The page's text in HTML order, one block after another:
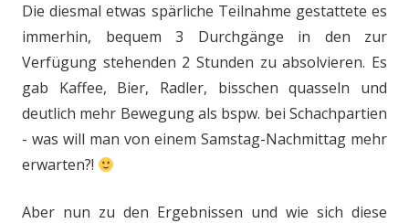
Die diesmal etwas spärliche Teilnahme gestattete es
immerhin, bequem 3 Durchgänge in den zur
Verfügung stehenden 2 Stunden zu absolvieren. Es
gab Kaffee, Bier, Radler, bisschen quasseln und
deutlich mehr Bewegung als bspw. bei Schachpartien
- was will man von einem Samstag-Nachmittag mehr
erwarten?!
Aber nun zu den Ergebnissen und wie sich diese